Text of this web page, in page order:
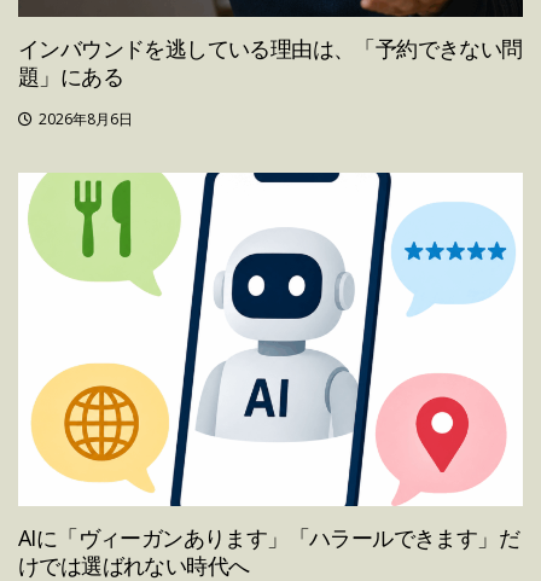
インバウンドを逃している理由は、「予約できない問
題」にある
2026年8月6日
AIに「ヴィーガンあります」「ハラールできます」だ
けでは選ばれない時代へ